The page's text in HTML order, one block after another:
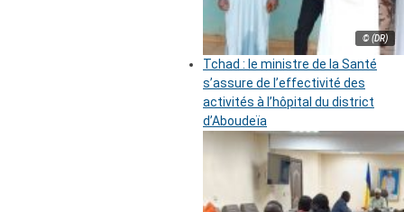
© (DR)
Tchad : le ministre de la Santé
s’assure de l’effectivité des
activités à l’hôpital du district
d’Aboudeïa